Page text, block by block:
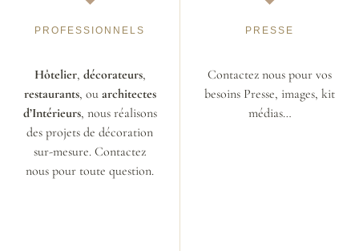
PROFESSIONNELS
Hôtelier, décorateurs,
restaurants, ou architectes
d’Intérieurs, nous réalisons
des projets de décoration
sur-mesure. Contactez
nous pour toute question.
PRESSE
Contactez nous pour vos
besoins Presse, images, kit
médias…